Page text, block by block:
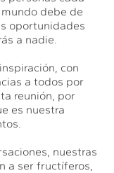
debe de
oportunidades
a nadie.
con
a todos por
reunión, por
es nuestra
nuestras
a ser fructíferos,